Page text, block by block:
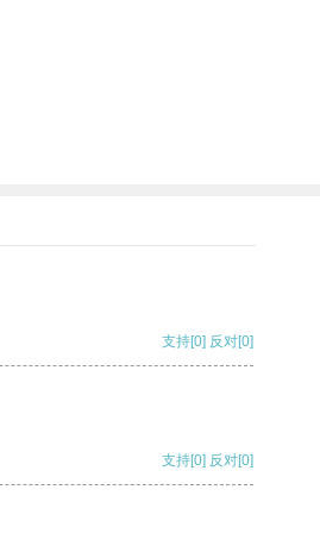
支持[0] 反对[0]
支持[0] 反对[0]